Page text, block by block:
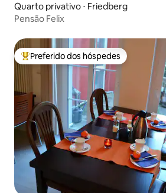
Quarto privativo ⋅ Friedberg
Pensão Felix
Entre os melhores preferidos dos
Preferido dos hóspedes